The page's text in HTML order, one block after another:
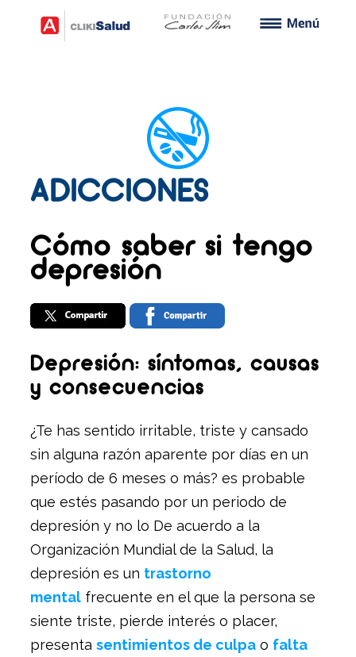
ADICCIONES
Cómo saber si tengo
depresión
Depresión: síntomas, causas
y consecuencias
¿Te has sentido irritable, triste y cansado
sin alguna razón aparente por días en un
período de 6 meses o más? es probable
que estés pasando por un periodo de
depresión y no lo De acuerdo a la
Organización Mundial de la Salud, la
depresión es un trastorno
mental frecuente en el que la persona se
siente triste, pierde interés o placer,
presenta sentimientos de culpa o falta